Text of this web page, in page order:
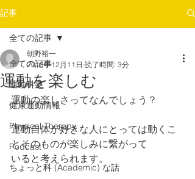
記事
全ての記事
運動科楽
健康運動情報
Physical Therapy
Podcast
ちょっと科 (Academic) な話
全ての記事
運動を楽しむ
朝野裕一
2018年12月11日 読了時間: 3分
運動の楽しさってなんでしょう？
運動自体が好きな人にとっては動くこ
とそのものが楽しみに繋がって
いると考えられます。